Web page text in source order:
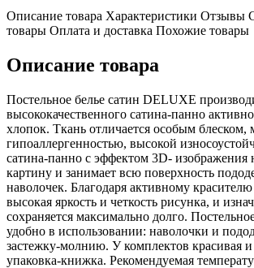
Описание товара Характеристики Отзывы
товары Оплата и доставка Похожие товары
Описание товара
Постельное белье сатин DELUXE
высококачественного сатина-панно
хлопок. Ткань отличается особым блеском,
гипоаллергенностью, высокой
сатина-панно с эффектом 3D- изображения
картину и занимает всю поверхность
наволочек. Благодаря активному красителю
высокая яркость и четкость рисунка, и
сохраняется максимально долго.
удобно в использовании: наволочки и
застежку-молнию. У комплектов красивая
упаковка-книжка. Рекомендуемая